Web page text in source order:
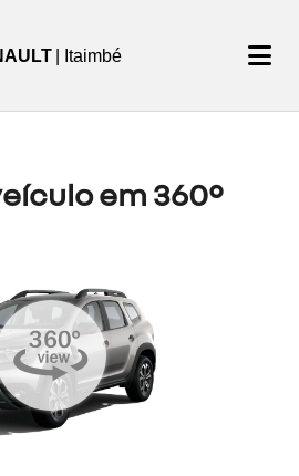
| Itaimbé
em 360°